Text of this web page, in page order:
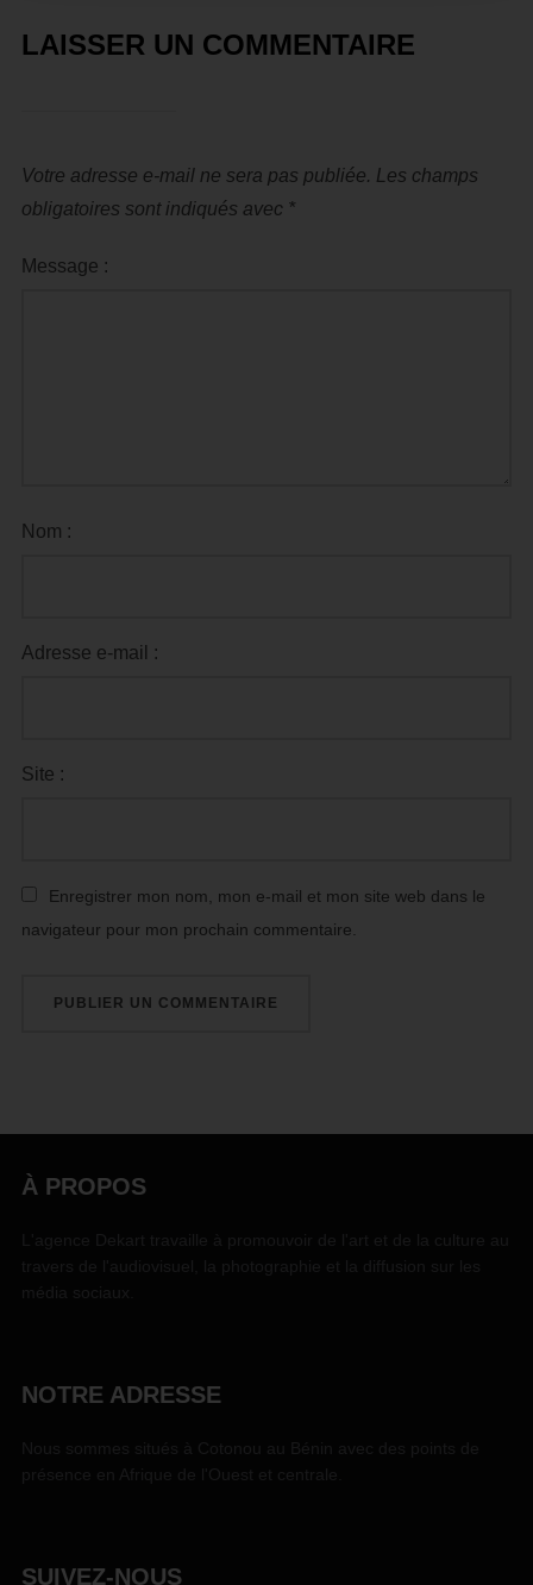
LAISSER UN COMMENTAIRE
Votre adresse e-mail ne sera pas publiée. Les champs
obligatoires sont indiqués avec *
Message :
Nom :
Adresse e-mail :
Site :
Enregistrer mon nom, mon e-mail et mon site web dans le
navigateur pour mon prochain commentaire.
À PROPOS
NOTRE ADRESSE
SUIVEZ-NOUS